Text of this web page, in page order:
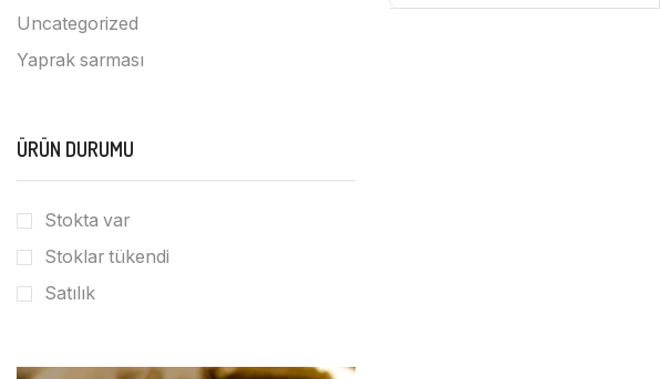
Uncategorized
Yaprak sarması
ÜRÜN DURUMU
Stokta var
Stoklar tükendi
Satılık